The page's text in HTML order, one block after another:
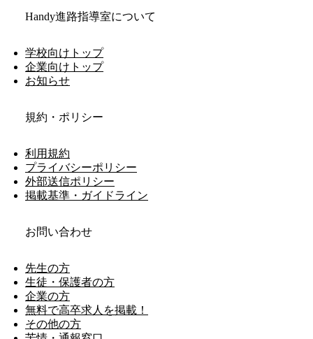
Handy進路指導室について
学校向けトップ
企業向けトップ
お知らせ
規約・ポリシー
利用規約
プライバシーポリシー
外部送信ポリシー
掲載基準・ガイドライン
お問い合わせ
先生の方
生徒・保護者の方
企業の方
無料で高卒求人を掲載！
その他の方